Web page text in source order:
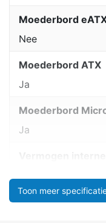
Moederbord
Nee
Moederbord ATX
Ja
Moederbord
Ja
Toon meer